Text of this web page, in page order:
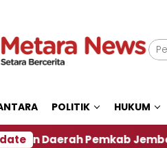
POLITIK HUKUM
Pemkab Jember, Ini